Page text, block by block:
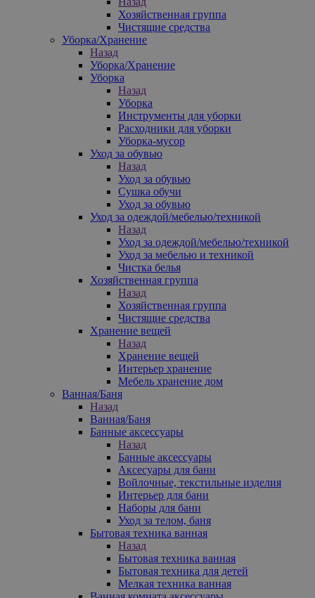
Хозяйственная группа
Чистящие средства
Уборка/Хранение
Назад
Уборка/Хранение
Уборка
Назад
Уборка
Инструменты для уборки
Расходники для уборки
Уборка-мусор
Уход за обувью
Назад
Уход за обувью
Сушка обучи
Уход за обувью
Уход за одеждой/мебелью/техникой
Назад
Уход за одеждой/мебелью/техникой
Уход за мебелью и техникой
Чистка белья
Хозяйственная группа
Назад
Хозяйственная группа
Чистящие средства
Хранение вещей
Назад
Хранение вещей
Интерьер хранение
Мебель хранение дом
Ванная/Баня
Назад
Ванная/Баня
Банные аксессуары
Назад
Банные аксессуары
Аксесуары для бани
Войлочные, текстильные изделия
Интерьер для бани
Наборы для бани
Уход за телом, баня
Бытовая техника ванная
Назад
Бытовая техника ванная
Бытовая техника для детей
Мелкая техника ванная